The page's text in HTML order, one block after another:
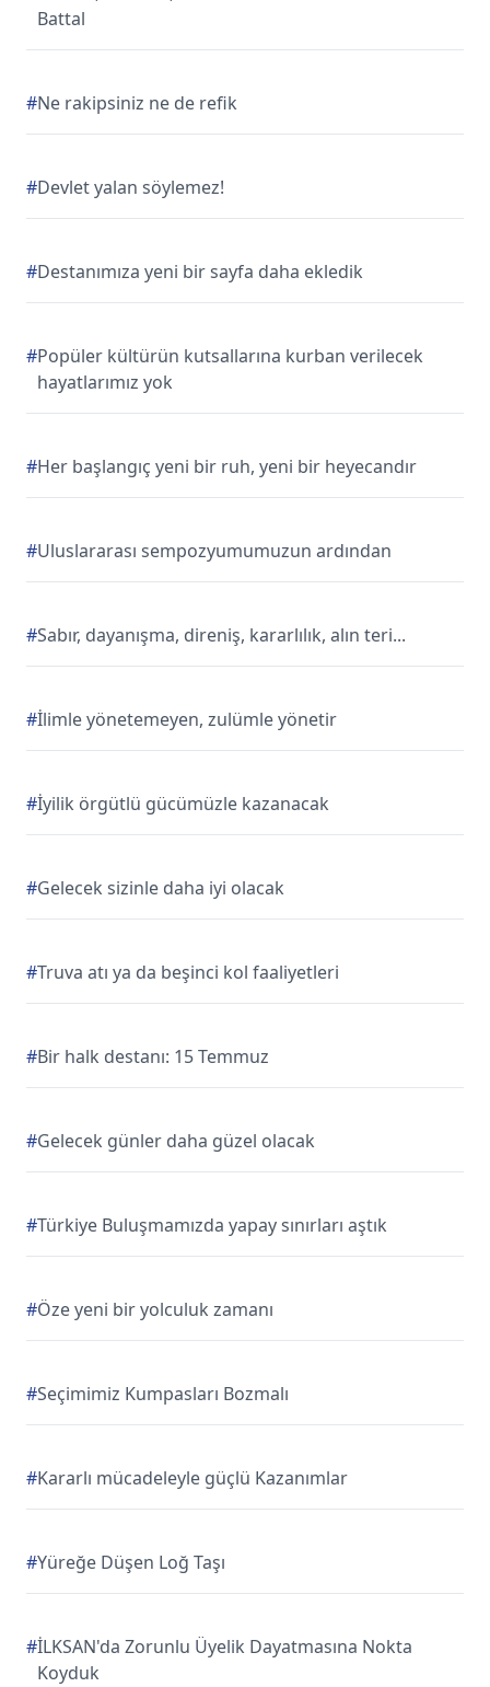
Battal
#Ne rakipsiniz ne de refik
#Devlet yalan söylemez!
#Destanımıza yeni bir sayfa daha ekledik
#Popüler kültürün kutsallarına kurban verilecek
hayatlarımız yok
#Her başlangıç yeni bir ruh, yeni bir heyecandır
#Uluslararası sempozyumumuzun ardından
#Sabır, dayanışma, direniş, kararlılık, alın teri...
#İlimle yönetemeyen, zulümle yönetir
#İyilik örgütlü gücümüzle kazanacak
#Gelecek sizinle daha iyi olacak
#Truva atı ya da beşinci kol faaliyetleri
#Bir halk destanı: 15 Temmuz
#Gelecek günler daha güzel olacak
#Türkiye Buluşmamızda yapay sınırları aştık
#Öze yeni bir yolculuk zamanı
#Seçimimiz Kumpasları Bozmalı
#Kararlı mücadeleyle güçlü Kazanımlar
#Yüreğe Düşen Loğ Taşı
#İLKSAN'da Zorunlu Üyelik Dayatmasına Nokta
Koyduk